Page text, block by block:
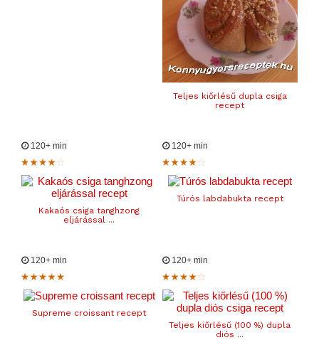
Teljes kiőrlésű dupla csiga
recept
120+ min
Kakaós csiga tanghzong
eljárással ...
120+ min
Túrós labdabukta recept
120+ min
Supreme croissant recept
120+ min
Teljes kiőrlésű (100 %) dupla
diós ...